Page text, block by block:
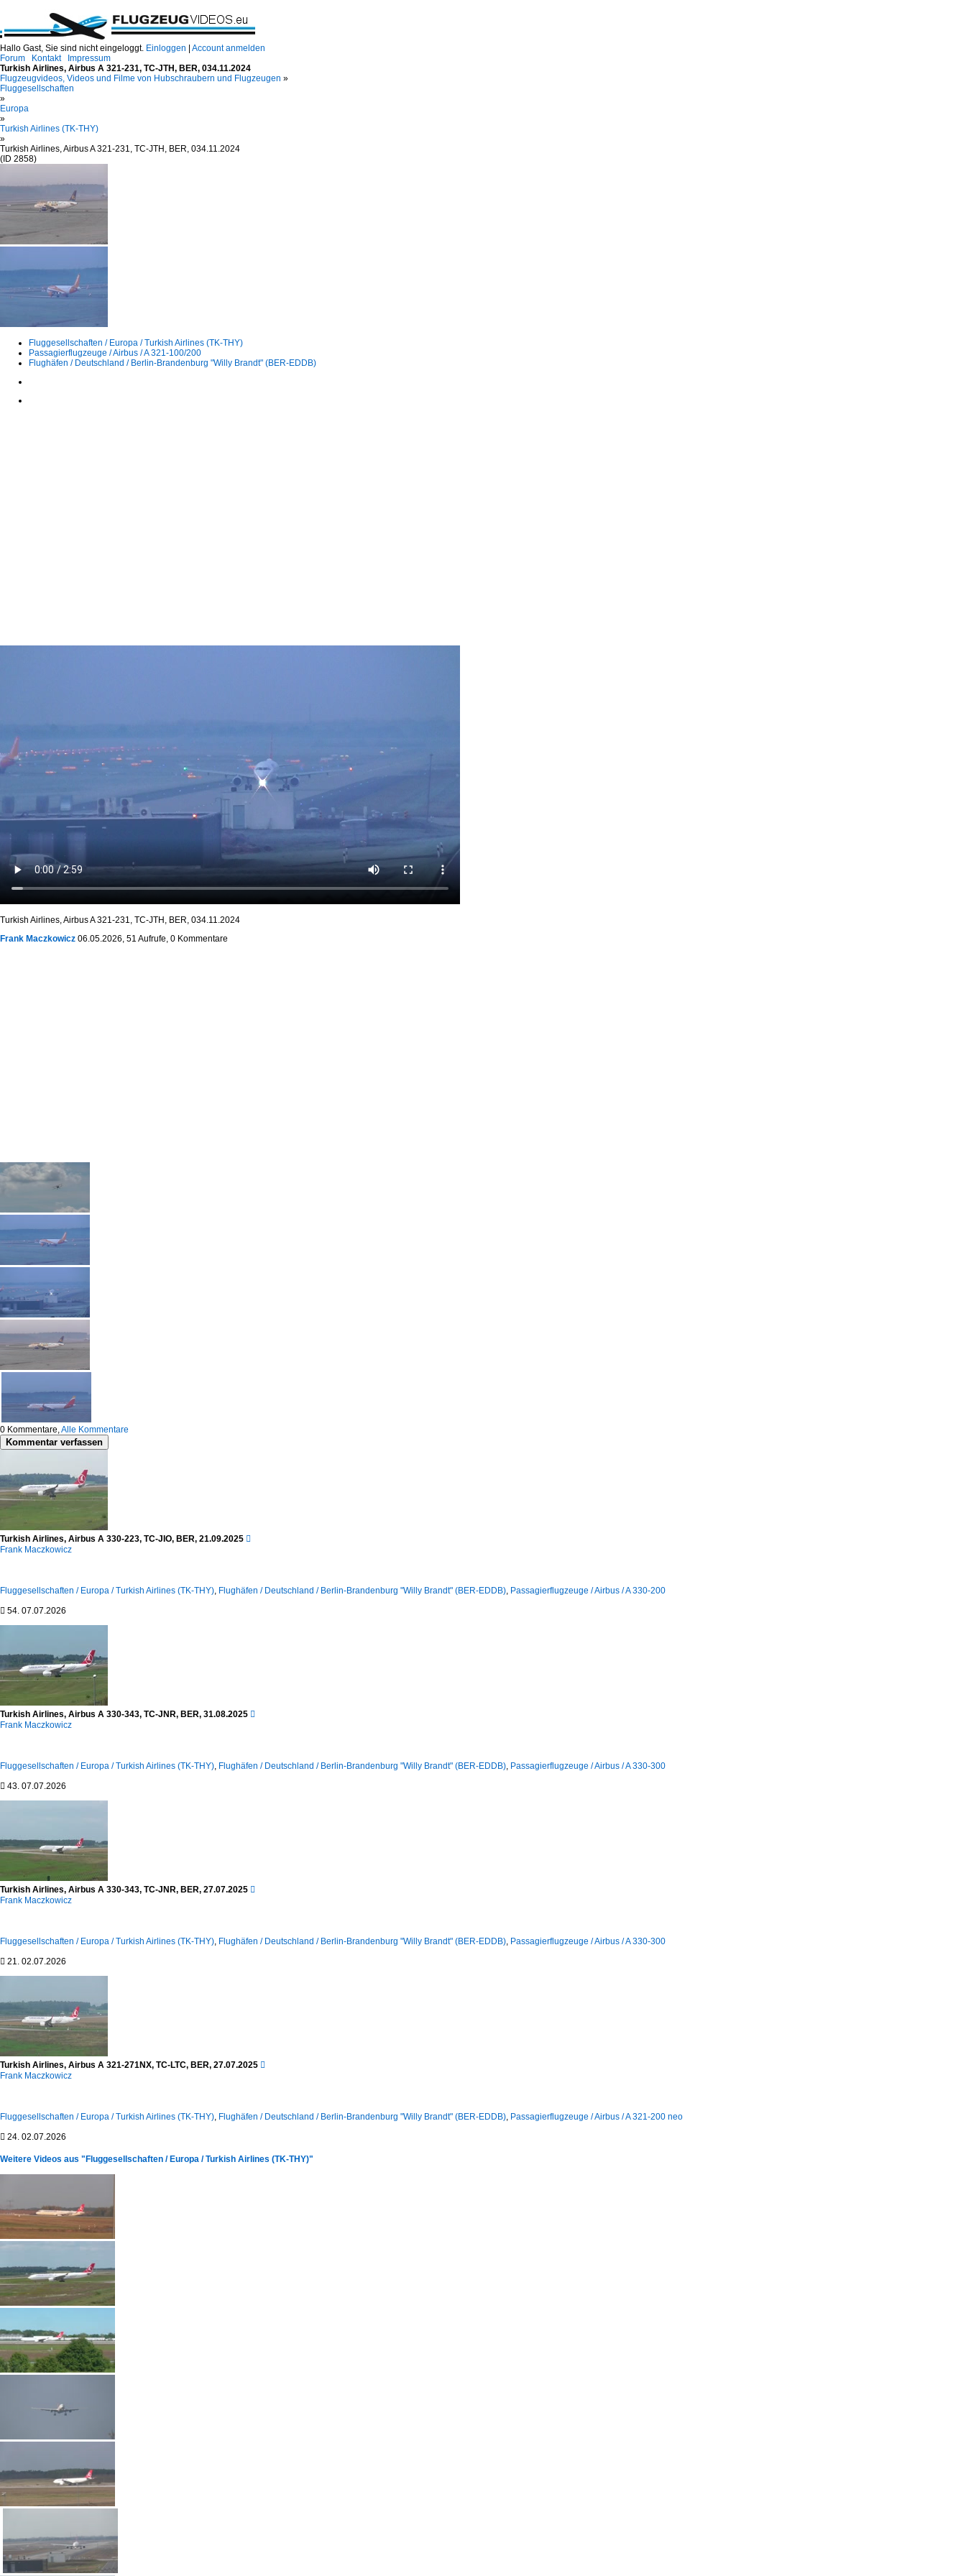
Hallo Gast, Sie sind nicht eingeloggt. Einloggen
Account anmelden
Forum
Kontakt
Impressum
Turkish Airlines, Airbus A 321-231, TC-JTH, BER, 034.11.2024
Flugzeugvideos, Videos und Filme von Hubschraubern und Flugzeugen »
Fluggesellschaften
»
Europa
»
Turkish Airlines (TK-THY)
»
Turkish Airlines, Airbus A 321-231, TC-JTH, BER, 034.11.2024
(ID 2858)
Fluggesellschaften / Europa / Turkish Airlines (TK-THY)
Passagierflugzeuge / Airbus / A 321-100/200
Flughäfen / Deutschland / Berlin-Brandenburg "Willy Brandt" (BER-EDDB)
Turkish Airlines, Airbus A 321-231, TC-JTH, BER, 034.11.2024
Frank Maczkowicz 06.05.2026, 51 Aufrufe, 0 Kommentare
0 Kommentare,Alle Kommentare
Kommentar verfassen
Turkish Airlines, Airbus A 330-223, TC-JIO, BER, 21.09.2025 
Frank Maczkowicz
Fluggesellschaften / Europa / Turkish Airlines (TK-THY), Flughäfen / Deutschland / Berlin-Brandenburg "Willy Brandt" (BER-EDDB), Passagierflugzeuge / Airbus / A 330-200
 54. 07.07.2026
Turkish Airlines, Airbus A 330-343, TC-JNR, BER, 31.08.2025 
Frank Maczkowicz
Fluggesellschaften / Europa / Turkish Airlines (TK-THY), Flughäfen / Deutschland / Berlin-Brandenburg "Willy Brandt" (BER-EDDB), Passagierflugzeuge / Airbus / A 330-300
 43. 07.07.2026
Turkish Airlines, Airbus A 330-343, TC-JNR, BER, 27.07.2025 
Frank Maczkowicz
Fluggesellschaften / Europa / Turkish Airlines (TK-THY), Flughäfen / Deutschland / Berlin-Brandenburg "Willy Brandt" (BER-EDDB), Passagierflugzeuge / Airbus / A 330-300
 21. 02.07.2026
Turkish Airlines, Airbus A 321-271NX, TC-LTC, BER, 27.07.2025 
Frank Maczkowicz
Fluggesellschaften / Europa / Turkish Airlines (TK-THY), Flughäfen / Deutschland / Berlin-Brandenburg "Willy Brandt" (BER-EDDB), Passagierflugzeuge / Airbus / A 321-200 neo
 24. 02.07.2026
Weitere Videos aus "Fluggesellschaften / Europa / Turkish Airlines (TK-THY)"